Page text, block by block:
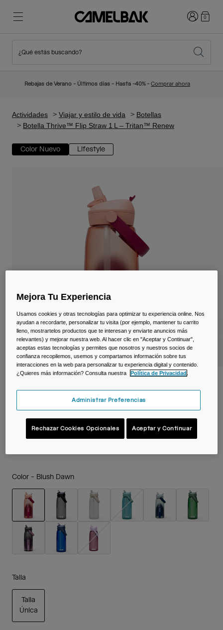
Novedades
Mochilas Hidratación
Tazas y Vasos
Bolsas Hidratación
Accessorios
Ver todo
Senderismo
Viajar y estilo de vida
Adiós a los desechables
Iniciar0
¿Qué estás buscando?
Rebajas de Verano - Últimos días - Hasta -40% -Comprar ahora
Actividades Viajar y estilo de vida
Botellas
Botella Thrive™ Flip Straw 1 L – Tritan™ Renew
Color Nuevo Lifestyle
Renew
Color - Blush Dawn
seleccionado
Talla
Talla
Única
Mejora Tu Experiencia
Usamos cookies y otras tecnologías para optimizar tu experiencia online. Nos
ayudan a recordarte, personalizar tu visita (por ejemplo, mantener tu carrito
lleno, mostrartelos productos que te interesan y enviarte anuncios más
relevantes) y mejorar nuestra web. Al hacer clic en "Aceptar y Continuar",
aceptas estas tecnologías y permites que nosotros y nuestros socios de
confianza recopilemos, usemos y compartamos información sobre tus
interacciones en la web para personalizar tu experiencia digital y contenido.
¿Quieres más información? Consulta nuestra
Política de Privacidad
Administrar Preferencias
Rechazar Cookies Opcionales Aceptar y Continuar